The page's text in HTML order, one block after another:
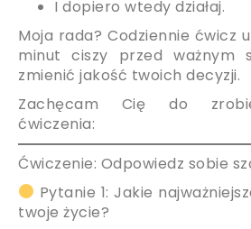
I dopiero wtedy działaj.
Moja rada? Codziennie ćwicz
minut ciszy przed ważnym
zmienić jakość twoich decyzji.
Zachęcam Cię do
ćwiczenia:
Ćwiczenie: Odpowiedz sobie
Pytanie 1: Jakie
twoje życie?